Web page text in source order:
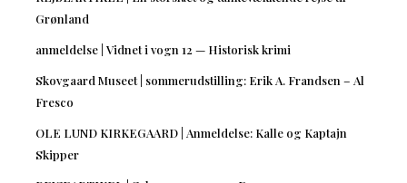
Grønland
anmeldelse | Vidnet i vogn 12 — Historisk krimi
Skovgaard Museet | sommerudstilling: Erik A. Frandsen – Al
Fresco
OLE LUND KIRKEGAARD | Anmeldelse: Kalle og Kaptajn
Skipper